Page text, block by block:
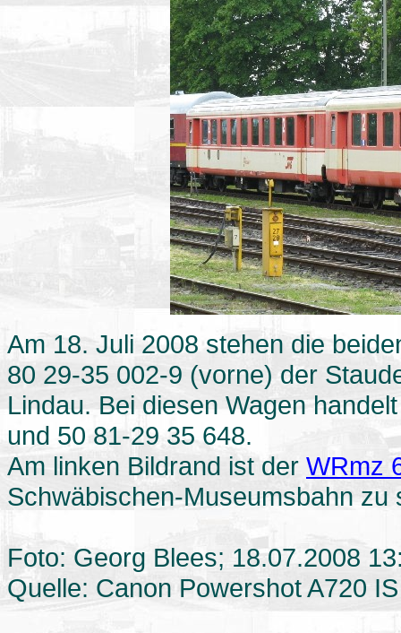
Am 18. Juli 2008 stehen die
80 29-35 002-9 (vorne) der
Lindau. Bei diesen Wagen
und 50 81-29 35 648.
Am linken Bildrand ist der WRmz
Schwäbischen-Museumsbahn zu
Foto: Georg Blees; 18.07.2008
Quelle: Canon Powershot A720 IS